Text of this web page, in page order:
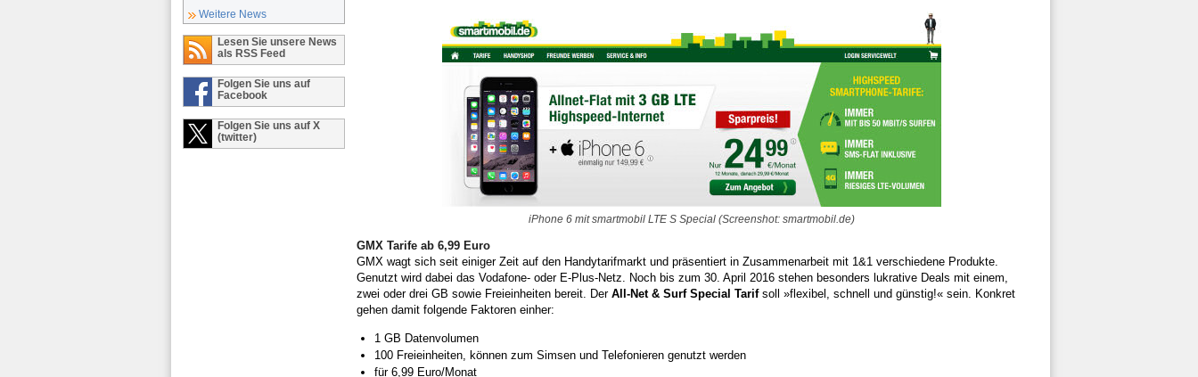
Weitere News
Lesen Sie unsere News
als RSS Feed
Folgen Sie uns auf
Facebook
Folgen Sie uns auf X
(twitter)
iPhone 6 mit smartmobil LTE S Special (Screenshot: smartmobil.de)
GMX Tarife ab 6,99 Euro
GMX wagt sich seit einiger Zeit auf den Handytarifmarkt und präsentiert in Zusammenarbeit mit 1&1 verschiedene Produkte.
Genutzt wird dabei das Vodafone- oder E-Plus-Netz. Noch bis zum 30. April 2016 stehen besonders lukrative Deals mit einem,
zwei oder drei GB sowie Freieinheiten bereit. Der All-Net & Surf Special Tarifsoll »flexibel, schnell und günstig!« sein. Konkret
gehen damit folgende Faktoren einher:
1 GB Datenvolumen
100 Freieinheiten, können zum Simsen und Telefonieren genutzt werden
für 6,99 Euro/Monat